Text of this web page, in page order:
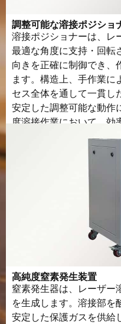
調整可能な溶接ポジショ
溶接ポジショナーは、レ
最適な角度に支持・回転
向きを正確に制御でき、
ます。構造上、手作業に
セス全体を通して一貫し
安定した調整可能な動作
度溶接作業において、効
高純度窒素発生装置
窒素発生器は、レーザー
を生成します。溶接部を
安定した保護ガスを供給